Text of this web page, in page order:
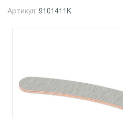
Артикул: 9101411K